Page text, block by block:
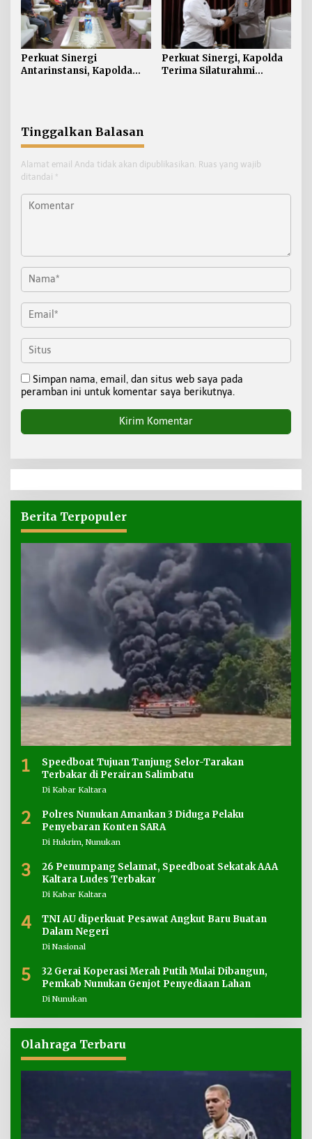
Perkuat Sinergi
Antarinstansi, Kapolda
Perkuat Sinergi, Kapolda
Terima Silaturahmi
Tinggalkan Balasan
Alamat email Anda tidak akan dipublikasikan. Ruas yang wajib
ditandai *
Simpan nama, email, dan situs web saya pada
peramban ini untuk komentar saya berikutnya.
Berita Terpopuler
1
Speedboat Tujuan Tanjung Selor-Tarakan
Terbakar di Perairan Salimbatu
Di Kabar Kaltara
2
Polres Nunukan Amankan 3 Diduga Pelaku
Penyebaran Konten SARA
Di Hukrim, Nunukan
3
26 Penumpang Selamat, Speedboat Sekatak AAA
Kaltara Ludes Terbakar
Di Kabar Kaltara
4
TNI AU diperkuat Pesawat Angkut Baru Buatan
Dalam Negeri
Di Nasional
5
32 Gerai Koperasi Merah Putih Mulai Dibangun,
Pemkab Nunukan Genjot Penyediaan Lahan
Di Nunukan
Olahraga Terbaru